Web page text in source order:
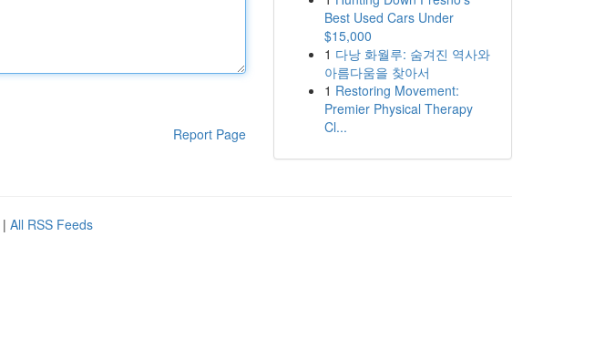
Report Page
Best Used Cars Under
$15,000
1 다낭 화월루: 숨겨진 역사와
아름다움을 찾아서
1 Restoring Movement:
Premier Physical Therapy
Cl...
| All RSS Feeds